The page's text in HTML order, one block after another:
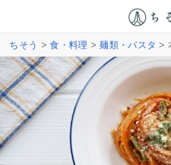
ちそう >食・料理 >麺類・パスタ >